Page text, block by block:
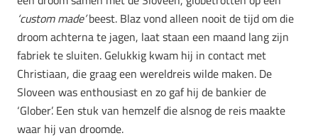
‘custom made’beest. Blaz vond alleen nooit de tijd om die
droom achterna te jagen, laat staan een maand lang zijn
fabriek te sluiten. Gelukkig kwam hij in contact met
Christiaan, die graag een wereldreis wilde maken. De
Sloveen was enthousiast en zo gaf hij de bankier de
‘Glober’. Een stuk van hemzelf die alsnog de reis maakte
waar hij van droomde.